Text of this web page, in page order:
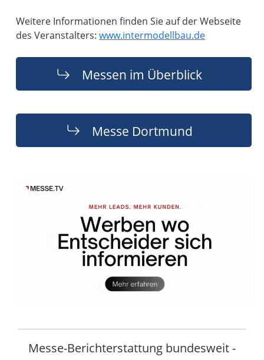
Weitere Informationen finden Sie auf der Webseite
des Veranstalters:www.intermodellbau.de
Messen im Überblick
Messe Dortmund
Messe-Berichterstattung bundesweit -